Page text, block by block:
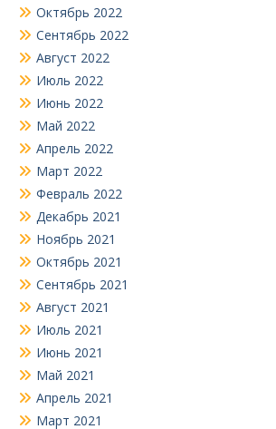
Октябрь 2022
Сентябрь 2022
Август 2022
Июль 2022
Июнь 2022
Май 2022
Апрель 2022
Март 2022
Февраль 2022
Декабрь 2021
Ноябрь 2021
Октябрь 2021
Сентябрь 2021
Август 2021
Июль 2021
Июнь 2021
Май 2021
Апрель 2021
Март 2021